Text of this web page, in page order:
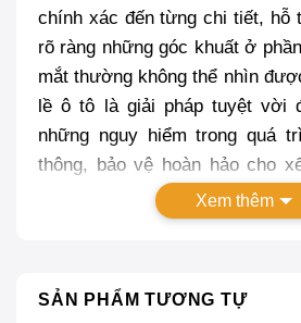
chính xác đến từng chi tiết, hỗ
rõ ràng những góc khuất ở
mắt thường không thể nhìn
lề ô tô là giải pháp tuyệt vời
những nguy hiểm trong quá
thông, bảo vệ hoàn hảo cho
sự an toàn cho bản thân.
Proauto.vn cung cấp cho bạn
Xem thêm
SẢN PHẨM TƯƠNG TỰ